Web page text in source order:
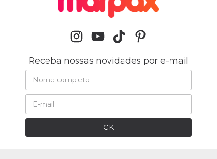
Receba nossas novidades por e-mail